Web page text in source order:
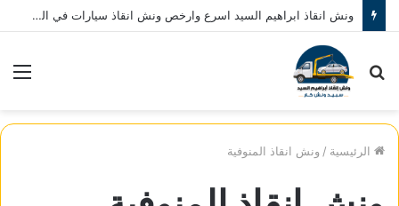
ونش انقاذ ابراهيم السيد اسرع وارخص ونش انقاذ سيارات في المنصورة نصلك في خلال 10 دقائق بحد اقصي اتصل بنا الان 01080793999
بحث
الرئيسية / ونش انقاذ المنوفية